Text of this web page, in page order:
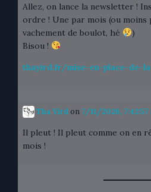
Allez, on lance la newsletter !
ordre ! Une par mois (ou moins
vachement de boulot, hé
)
Bisou !
thayird.fr/mise-en-place-de-la
Tha Yird on 7/11/2026, 7:42:57
Il pleut ! Il pleut comme on en
mois !